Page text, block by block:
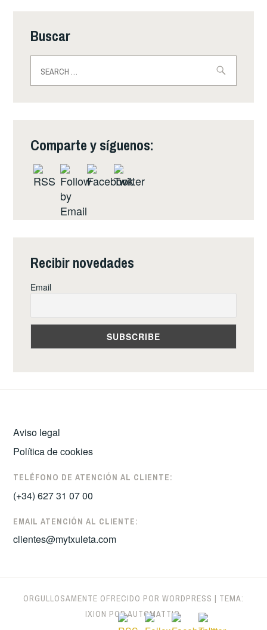
Buscar
Comparte y síguenos:
Recibir novedades
Email
Aviso legal
Política de cookies
TELÉFONO DE ATENCIÓN AL CLIENTE:
(+34) 627 31 07 00
EMAIL ATENCIÓN AL CLIENTE:
clientes@mytxuleta.com
ORGULLOSAMENTE OFRECIDO POR WORDPRESS | TEMA:
IXION PORAUTOMATTIC.